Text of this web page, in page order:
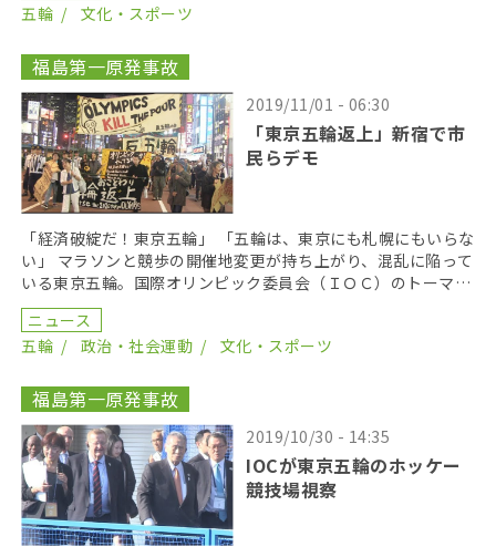
五輪
文化・スポーツ
福島第一原発事故
2019/11/01 - 06:30
「東京五輪返上」新宿で市
民らデモ
「経済破綻だ！東京五輪」 「五輪は、東京にも札幌にもいらな
い」 マラソンと競歩の開催地変更が持ち上がり、混乱に陥って
いる東京五輪。国際オリンピック委員会（ＩＯＣ）のトーマ
ス・バッハ会長やジョン・コーツ調整委員長の来日に合 […]
ニュース
五輪
政治・社会運動 文化・スポーツ
福島第一原発事故
2019/10/30 - 14:35
IOCが東京五輪のホッケー
競技場視察